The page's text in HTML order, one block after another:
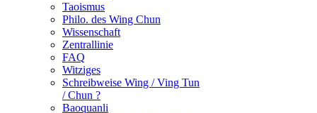
Taoismus
Philo. des Wing Chun
Wissenschaft
Zentrallinie
FAQ
Witziges
Schreibweise Wing / Ving Tun
/ Chun ?
Baoquanli